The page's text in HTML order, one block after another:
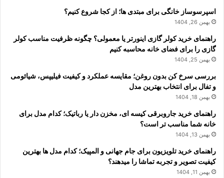
اسپرسوساز خانگی برای مبتدی ها؛ از کجا شروع کنیم؟
بهمن 26, 1404
راهنمای خرید کولر گازی اینورتر یا معمولی؟ چگونه ظرفیت مناسب کولر
گازی را برای فضای خانه محاسبه کنیم
بهمن 25, 1404
بررسی سرخ کن بدون روغن؛ مقایسه عملکرد و کیفیت فیلیپس، شیائومی
و تفال برای انتخاب بهترین مدل
بهمن 18, 1404
راهنمای خرید جاروبرقی کیسه ای، مخزن دار یا رباتیک؛ کدام مدل برای
خانه شما مناسب تر است؟
بهمن 13, 1404
راهنمای خرید تلویزیون برای جام جهانی و المپیک؛ کدام مدل ها بهترین
کیفیت تصویر و تجربه تماشا را میدهند؟
بهمن 11, 1404